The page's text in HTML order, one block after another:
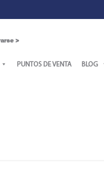
>
PUNTOS DE VENTA BLOG